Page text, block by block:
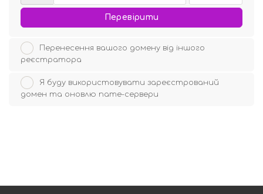
Перевірити
Перенесення вашого домену від іншого
реєстратора
Я буду використовувати зареєстрований
домен та оновлю name-сервери